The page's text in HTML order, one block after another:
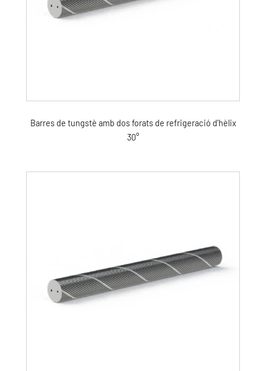
Barres de tungstè amb dos forats de refrigeració d'hèlix
30°